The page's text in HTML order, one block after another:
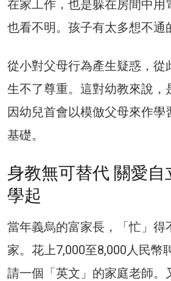
在家工作，也是躲在房間中用
也看不明。孩子有太多想不通
從小對父母行為產生疑惑，從
生不了尊重。這對幼教來說，
因幼兒首會以模倣父母來作學
基礎。
身教無可替代 關愛自
學起
當年義烏的富家長，「忙」得
家。花上7,000至8,000人民幣
請一個「英文」的家庭老師。